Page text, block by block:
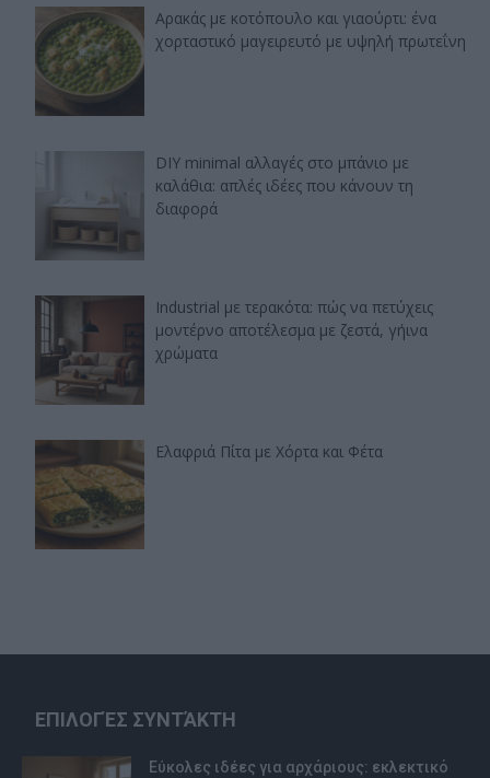
Αρακάς με κοτόπουλο και γιαούρτι: ένα
χορταστικό μαγειρευτό με υψηλή πρωτεΐνη
DIY minimal αλλαγές στο μπάνιο με
καλάθια: απλές ιδέες που κάνουν τη
διαφορά
Industrial με τερακότα: πώς να πετύχεις
μοντέρνο αποτέλεσμα με ζεστά, γήινα
χρώματα
Ελαφριά Πίτα με Χόρτα και Φέτα
ΕΠΙΛΟΓΈΣ ΣΥΝΤΆΚΤΗ
Εύκολες ιδέες για αρχάριους: εκλεκτικό